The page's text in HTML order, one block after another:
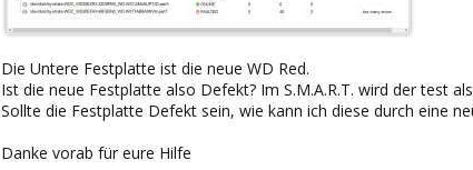
Die Untere Festplatte ist die neue WD Red.
Ist die neue Festplatte also Defekt? Im S.M.A.R.T. wird der test
Sollte die Festplatte Defekt sein, wie kann ich diese durch eine
Danke vorab für eure Hilfe